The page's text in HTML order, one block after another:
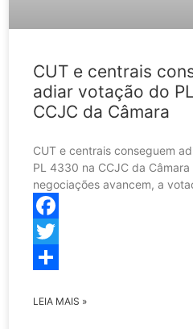
CUT e centrais
adiar votação do
CCJC da Câmara
CUT e centrais conseguem
PL 4330 na CCJC da Câmara
negociações avancem, a
Facebook
Twitter
LEIA MAIS »